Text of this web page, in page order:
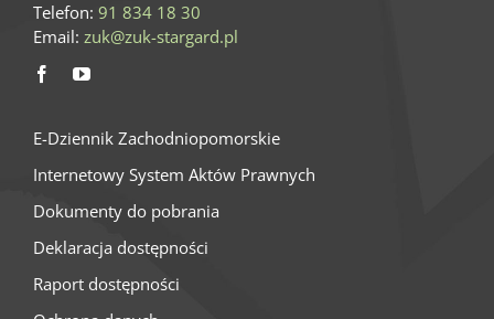
Telefon: 91 834 18 30
Email: zuk@zuk-stargard.pl
E-Dziennik Zachodniopomorskie
Internetowy System Aktów Prawnych
Dokumenty do pobrania
Deklaracja dostępności
Raport dostępności